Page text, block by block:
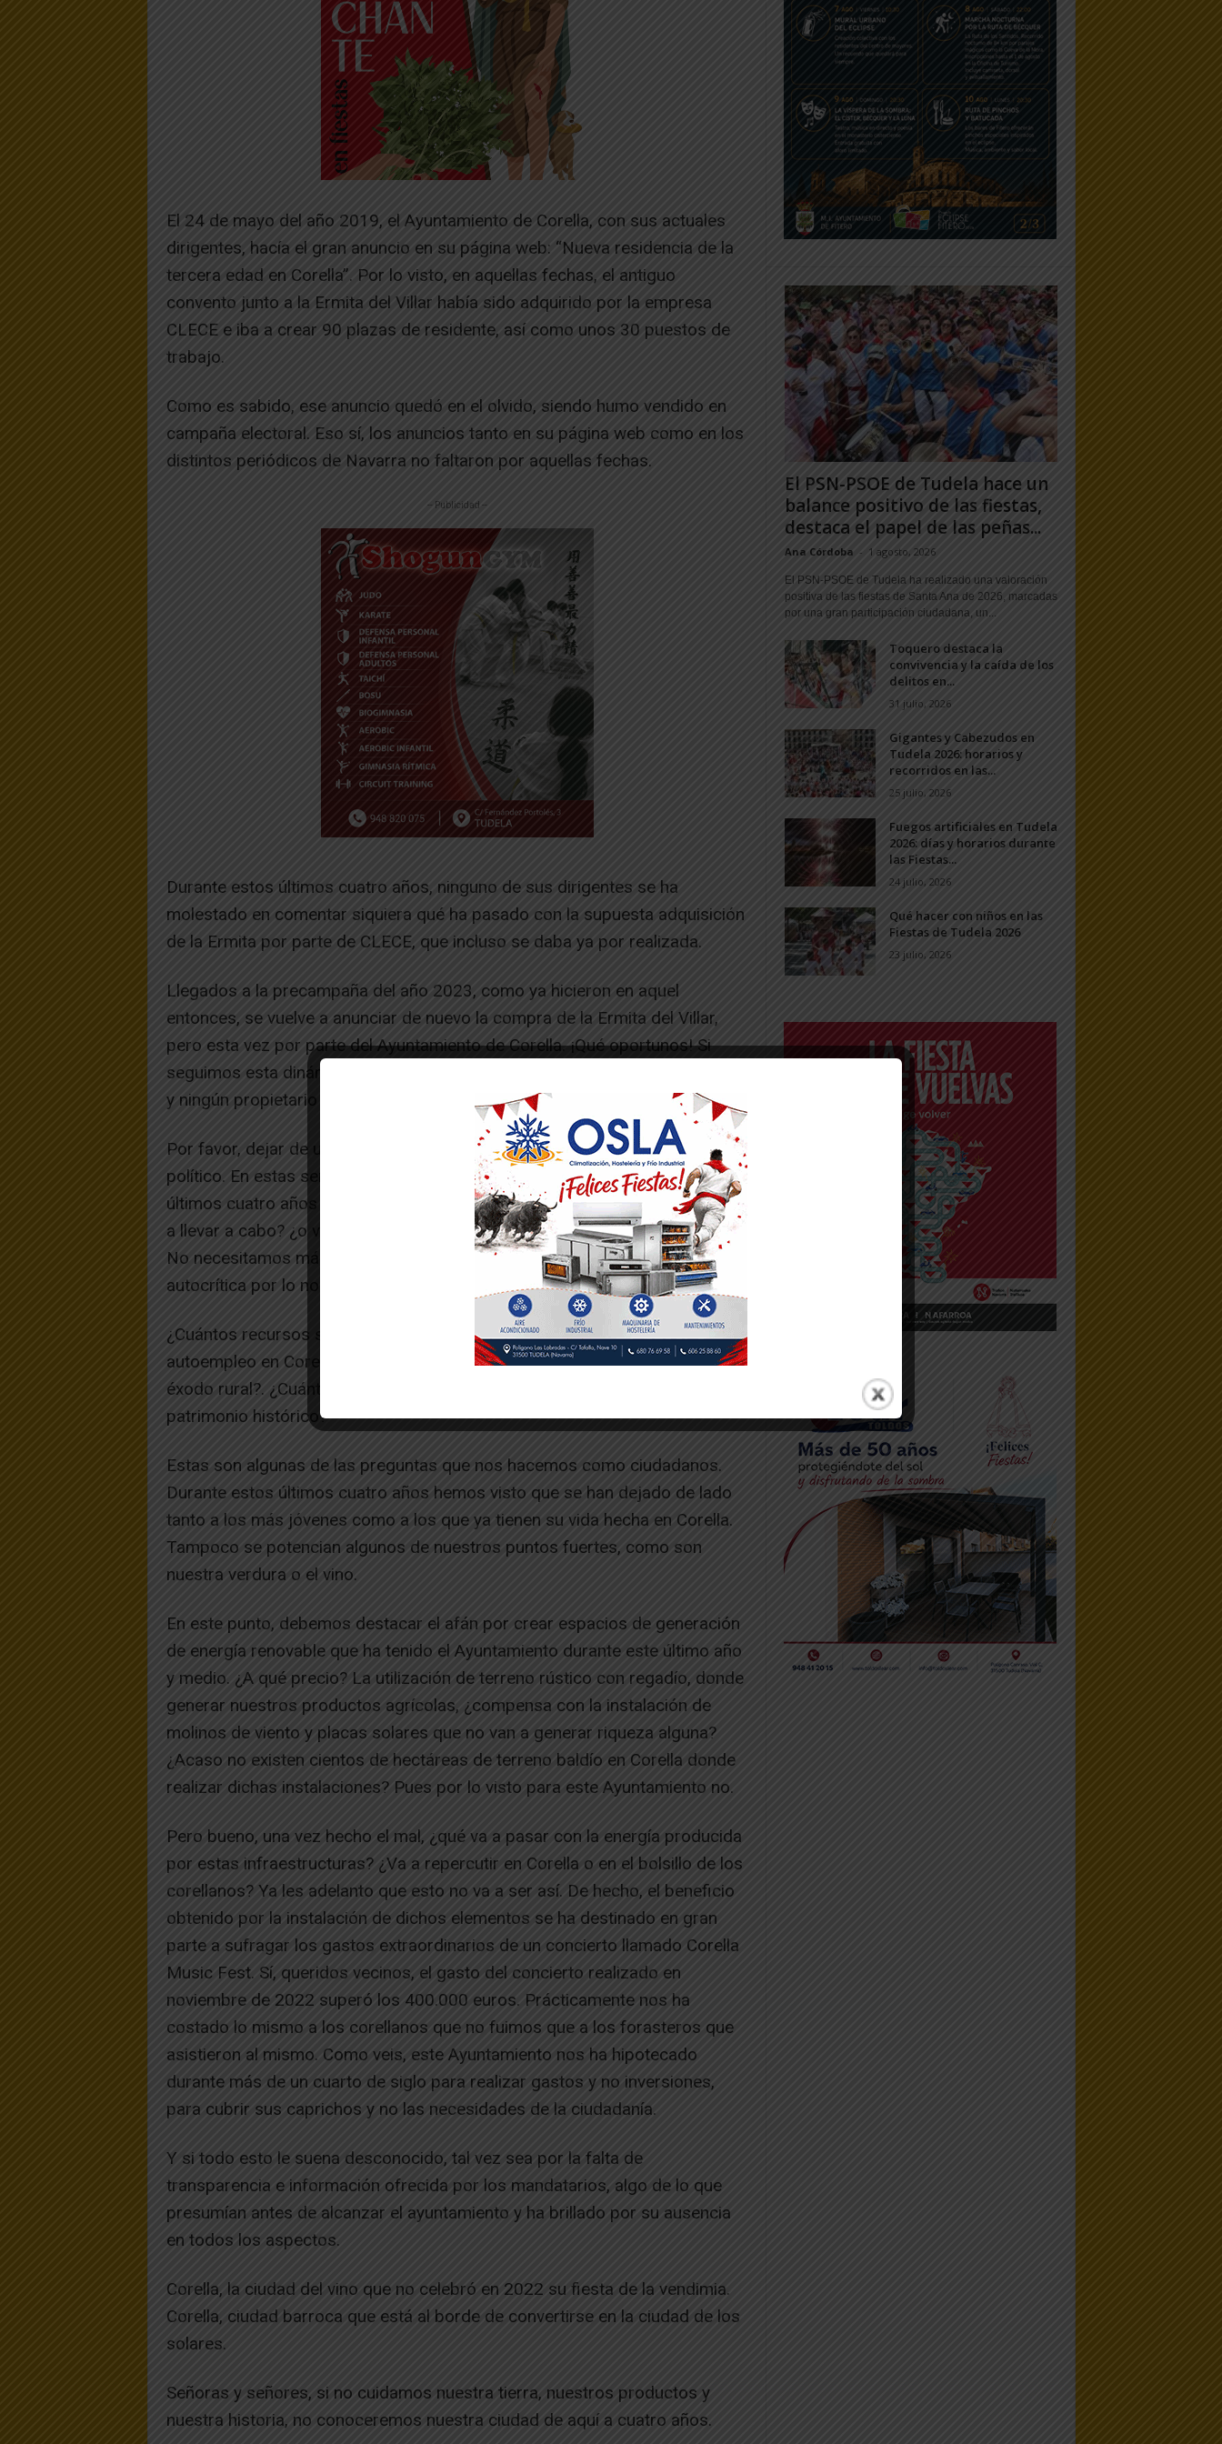
El 24 de mayo del año 2019, el Ayuntamiento de Corella, con sus actuales
dirigentes, hacía el gran anuncio en su página web: “Nueva residencia de la
tercera edad en Corella”. Por lo visto, en aquellas fechas, el antiguo
convento junto a la Ermita del Villar había sido adquirido por la empresa
CLECE e iba a crear 90 plazas de residente, así como unos 30 puestos de
trabajo.
Como es sabido, ese anuncio quedó en el olvido, siendo humo vendido en
campaña electoral. Eso sí, los anuncios tanto en su página web como en los
distintos periódicos de Navarra no faltaron por aquellas fechas.
-- Publicidad --
Durante estos últimos cuatro años, ninguno de sus dirigentes se ha
molestado en comentar siquiera qué ha pasado con la supuesta adquisición
de la Ermita por parte de CLECE, que incluso se daba ya por realizada.
Llegados a la precampaña del año 2023, como ya hicieron en aquel
entonces, se vuelve a anunciar de nuevo la compra de la Ermita del Villar,
pero esta vez por parte del Ayuntamiento de Corella. ¡Qué oportunos! Si
seguimos esta dinámica, cada cuatro años va a tener un comprador distinto
y ningún propietario diferente.
Por favor, dejar de utilizar el Ayuntamiento de Corella como escaparate
político. En estas semanas se están haciendo más anuncios que en estos
últimos cuatro años de legislatura. De todos esos anuncios, ¿cuántos se van
a llevar a cabo? ¿o volvemos a vender humo?.
No necesitamos más propaganda electoralista, necesitamos hechos y
autocrítica por lo no realizado.
¿Cuántos recursos se han destinado a la creación de empleo o incentivar el
autoempleo en Corella?. ¿Cuántos recursos se han destinado para evitar el
éxodo rural?. ¿Cuántos recursos se han destinado a preservar nuestro
patrimonio histórico?
Estas son algunas de las preguntas que nos hacemos como ciudadanos.
Durante estos últimos cuatro años hemos visto que se han dejado de lado
tanto a los más jóvenes como a los que ya tienen su vida hecha en Corella.
Tampoco se potencian algunos de nuestros puntos fuertes, como son
nuestra verdura o el vino.
En este punto, debemos destacar el afán por crear espacios de generación
de energía renovable que ha tenido el Ayuntamiento durante este último año
y medio. ¿A qué precio? La utilización de terreno rústico con regadío, donde
generar nuestros productos agrícolas, ¿compensa con la instalación de
molinos de viento y placas solares que no van a generar riqueza alguna?
¿Acaso no existen cientos de hectáreas de terreno baldío en Corella donde
realizar dichas instalaciones? Pues por lo visto para este Ayuntamiento no.
Pero bueno, una vez hecho el mal, ¿qué va a pasar con la energía producida
por estas infraestructuras? ¿Va a repercutir en Corella o en el bolsillo de los
corellanos? Ya les adelanto que esto no va a ser así. De hecho, el beneficio
obtenido por la instalación de dichos elementos se ha destinado en gran
parte a sufragar los gastos extraordinarios de un concierto llamado Corella
Music Fest. Sí, queridos vecinos, el gasto del concierto realizado en
noviembre de 2022 superó los 400.000 euros. Prácticamente nos ha
costado lo mismo a los corellanos que no fuimos que a los forasteros que
asistieron al mismo. Como veis, este Ayuntamiento nos ha hipotecado
durante más de un cuarto de siglo para realizar gastos y no inversiones,
para cubrir sus caprichos y no las necesidades de la ciudadanía.
Y si todo esto le suena desconocido, tal vez sea por la falta de
transparencia e información ofrecida por los mandatarios, algo de lo que
presumían antes de alcanzar el ayuntamiento y ha brillado por su ausencia
en todos los aspectos.
Corella, la ciudad del vino que no celebró en 2022 su fiesta de la vendimia.
Corella, ciudad barroca que está al borde de convertirse en la ciudad de los
solares.
Señoras y señores, si no cuidamos nuestra tierra, nuestros productos y
nuestra historia, no conoceremos nuestra ciudad de aquí a cuatro años.
El PSN-PSOE de Tudela hace un
balance positivo de las fiestas,
destaca el papel de las peñas...
Ana Córdoba - 1 agosto, 2026
El PSN-PSOE de Tudela ha realizado una valoración
positiva de las fiestas de Santa Ana de 2026, marcadas
por una gran participación ciudadana, un...
Toquero destaca la
convivencia y la caída de los
delitos en...
31 julio, 2026
Gigantes y Cabezudos en
Tudela 2026: horarios y
recorridos en las...
25 julio, 2026
Fuegos artificiales en Tudela
2026: días y horarios durante
las Fiestas...
24 julio, 2026
Qué hacer con niños en las
Fiestas de Tudela 2026
23 julio, 2026